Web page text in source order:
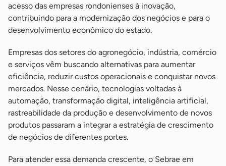
acesso das empresas rondonienses à inovação,
contribuindo para a modernização dos negócios e para o
desenvolvimento econômico do estado.
Empresas dos setores do agronegócio, indústria, comércio
e serviços vêm buscando alternativas para aumentar
eficiência, reduzir custos operacionais e conquistar novos
mercados. Nesse cenário, tecnologias voltadas à
automação, transformação digital, inteligência artificial,
rastreabilidade da produção e desenvolvimento de novos
produtos passaram a integrar a estratégia de crescimento
de negócios de diferentes portes.
Para atender essa demanda crescente, o Sebrae em